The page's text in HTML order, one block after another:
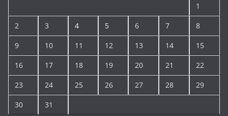
1
2 3 4 5 6 7 8
9 10 11 12 13 14 15
16 17 18 19 20 21 22
23 24 25 26 27 28 29
30 31